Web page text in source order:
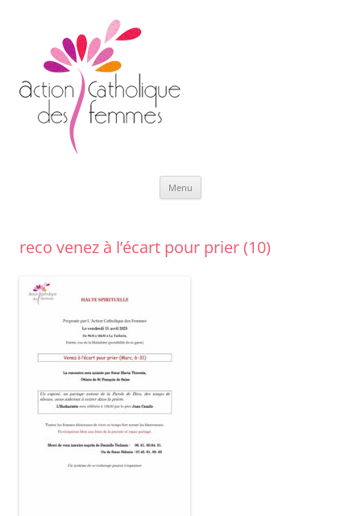
Menu
reco venez à l’écart pour prier (10)